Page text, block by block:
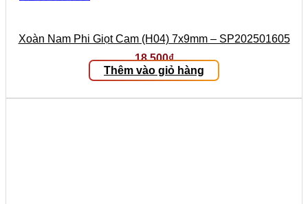
Xoàn Nam Phi Giọt Cam (H04) 7x9mm – SP202501605
18.500₫
Thêm vào giỏ hàng